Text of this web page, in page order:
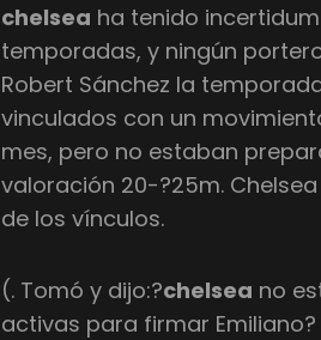
chelsea ha tenido
temporadas, y ningún
Robert Sánchez la
vinculados con un
mes, pero no estaban
valoración 20-?25m.
de los vínculos.
(. Tomó y dijo:?chelsea no
activas para firmar